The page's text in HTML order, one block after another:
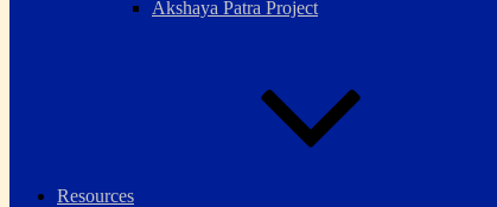
Akshaya Patra Project
Resources